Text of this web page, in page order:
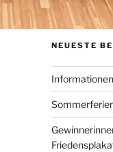
NEUESTE